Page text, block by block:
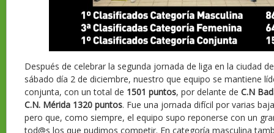
Después de celebrar la segunda jornada de liga en la ciudad
sábado día 2 de diciembre, nuestro que equipo se mantiene
conjunta, con un total de 1501 puntos, por delante de C.N
C.N. Mérida 1320 puntos. Fue una jornada difícil por varias
pero que, como siempre, el equipo supo reponerse con un
tod@s los que pudimos competir. En categoría masculina